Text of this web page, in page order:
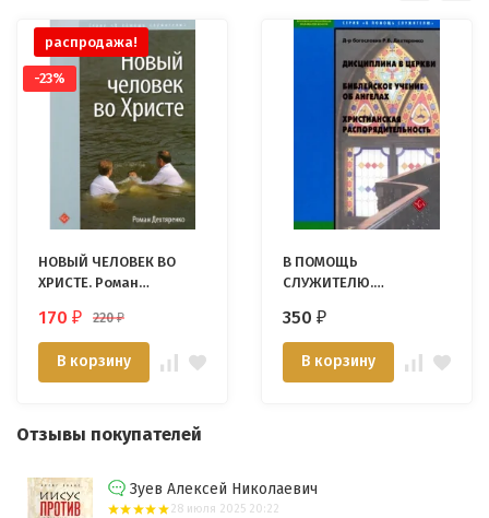
распродажа!
-23%
НОВЫЙ ЧЕЛОВЕК ВО
ХРИСТЕ. Роман
170 ₽ 220₽
В корзину
В ПОМОЩЬ
СЛУЖИТЕЛЮ.
книг. Роман
Дехтяренко
350 ₽
В корзину
Отзывы покупателей
Зуев Алексей Николаевич
28 июля 2025 20:22